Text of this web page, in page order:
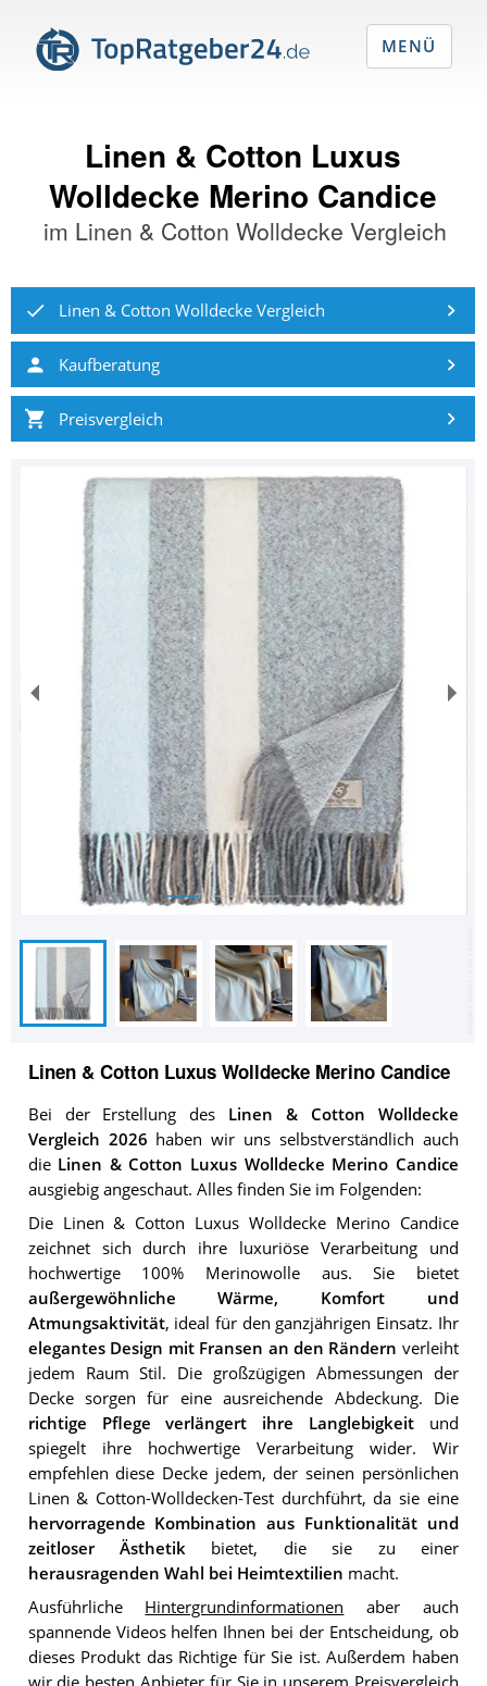
Linen & Cotton Luxus
Wolldecke Merino Candice
im Linen & Cotton Wolldecke Vergleich
Linen & Cotton Wolldecke Vergleich
Kaufberatung
Preisvergleich
Linen & Cotton Luxus Wolldecke Merino Candice
Bei der Erstellung des Linen & Cotton Wolldecke
Vergleich 2026 haben wir uns selbstverständlich auch
die Linen & Cotton Luxus Wolldecke Merino Candice
ausgiebig angeschaut. Alles finden Sie im Folgenden:
Die Linen & Cotton Luxus Wolldecke Merino Candice
zeichnet sich durch ihre luxuriöse Verarbeitung und
hochwertige 100% Merinowolle aus. Sie bietet
außergewöhnliche Wärme, Komfort und
Atmungsaktivität, ideal für den ganzjährigen Einsatz. Ihr
elegantes Design mit Fransen an den Rändern verleiht
jedem Raum Stil. Die großzügigen Abmessungen der
Decke sorgen für eine ausreichende Abdeckung. Die
richtige Pflege verlängert ihre Langlebigkeit und
spiegelt ihre hochwertige Verarbeitung wider. Wir
empfehlen diese Decke jedem, der seinen persönlichen
Linen & Cotton-Wolldecken-Test durchführt, da sie eine
hervorragende Kombination aus Funktionalität und
zeitloser Ästhetik bietet, die sie zu einer
herausragenden Wahl bei Heimtextilien macht.
Ausführliche Hintergrundinformationen aber auch
spannende Videos helfen Ihnen bei der Entscheidung, ob
dieses Produkt das Richtige für Sie ist. Außerdem haben
wir die besten Anbieter für Sie in unserem Preisvergleich
MENÜ